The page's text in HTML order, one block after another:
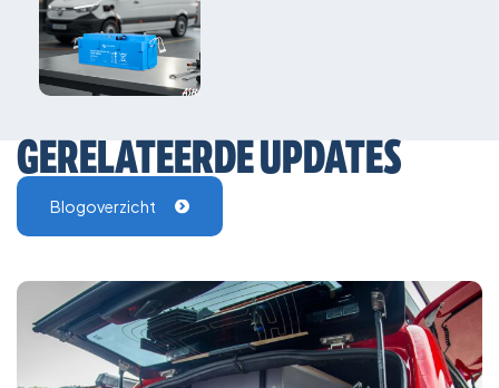
GERELATEERDE UPDATES
Blogoverzicht